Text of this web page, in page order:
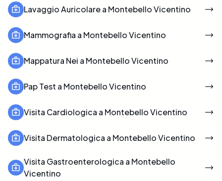
Lavaggio Auricolare a Montebello Vicentino
Mammografia a Montebello Vicentino
Mappatura Nei a Montebello Vicentino
Pap Test a Montebello Vicentino
Visita Cardiologica a Montebello Vicentino
Visita Dermatologica a Montebello Vicentino
Visita Gastroenterologica a Montebello
Vicentino